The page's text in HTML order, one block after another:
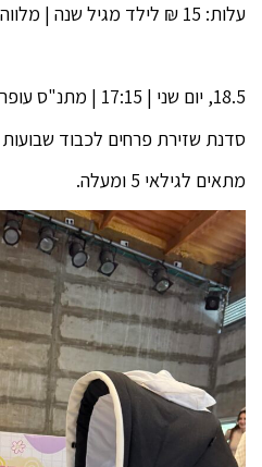
עלות: 15 ₪ לילד מגיל שנה | מלווה ללא עלות מגיל 14
18.5, יום שני | 17:15 | מתנ"ס עופר
סדנת שזירת פרחים לכבוד שבועות
מתאים לגילאי 5 ומעלה.